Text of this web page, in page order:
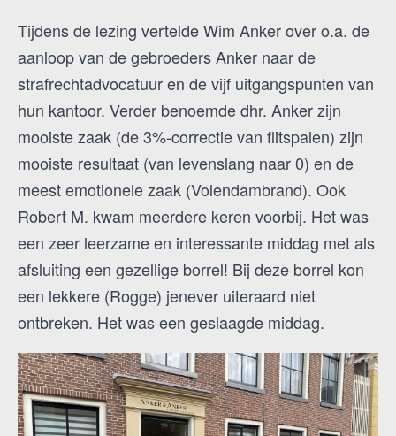
Tijdens de lezing vertelde Wim Anker over o.a. de
aanloop van de gebroeders Anker naar de
strafrechtadvocatuur en de vijf uitgangspunten van
hun kantoor. Verder benoemde dhr. Anker zijn
mooiste zaak (de 3%-correctie van flitspalen) zijn
mooiste resultaat (van levenslang naar 0) en de
meest emotionele zaak (Volendambrand). Ook
Robert M. kwam meerdere keren voorbij. Het was
een zeer leerzame en interessante middag met als
afsluiting een gezellige borrel! Bij deze borrel kon
een lekkere (Rogge) jenever uiteraard niet
ontbreken. Het was een geslaagde middag.